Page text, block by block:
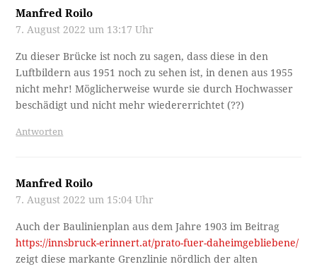
Manfred Roilo
7. August 2022 um 13:17 Uhr
Zu dieser Brücke ist noch zu sagen, dass diese in den
Luftbildern aus 1951 noch zu sehen ist, in denen aus 1955
nicht mehr! Möglicherweise wurde sie durch Hochwasser
beschädigt und nicht mehr wiedererrichtet (??)
Antworten
Manfred Roilo
7. August 2022 um 15:04 Uhr
Auch der Baulinienplan aus dem Jahre 1903 im Beitrag
https://innsbruck-erinnert.at/prato-fuer-daheimgebliebene/
zeigt diese markante Grenzlinie nördlich der alten